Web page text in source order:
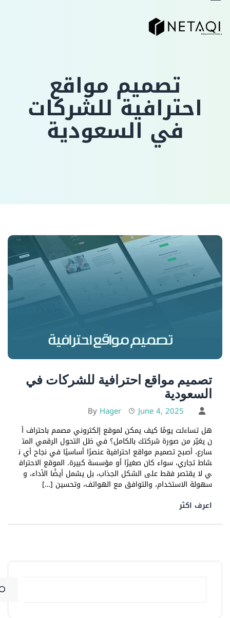
تصميم مواقع
احترافية للشركات
في السعودية
تصميم مواقع احترافية للشركات في
السعودية
Hager June 4, 2025
هل تساءلت يومًا كيف يمكن لموقع إلكتروني مصمم باحتراف أ
ن يغيّر من صورة شركتك بالكامل؟ في ظل التحول الرقمي المت
سارع، أصبح تصميم مواقع احترافية عنصرًا أساسيًا في نجاح أي ن
شاط تجاري، سواء كان صغيرًا أو مؤسسة كبيرة. الموقع الاحتراف
ي لا يقتصر فقط على الشكل الجذاب، بل يشمل أيضًا الأداء، و
سهولة الاستخدام، والتوافق مع الهواتف، وتحسين […]
اعرف اكثر